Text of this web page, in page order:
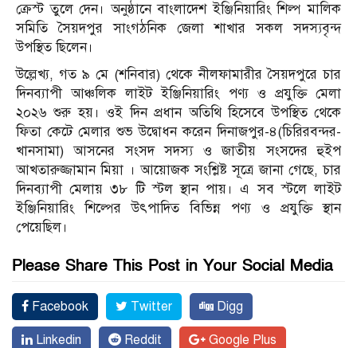
ক্রেস্ট তুলে দেন। অনুষ্ঠানে বাংলাদেশ ইঞ্জিনিয়ারিং শিল্প মালিক
সমিতি সৈয়দপুর সাংগঠনিক জেলা শাখার সকল সদস্যবৃন্দ
উপস্থিত ছিলেন।
উল্লেখ্য, গত ৯ মে (শনিবার) থেকে নীলফামারীর সৈয়দপুরে চার
দিনব্যাপী আঞ্চলিক লাইট ইঞ্জিনিয়ারিং পণ্য ও প্রযুক্তি মেলা
২০২৬ শুরু হয়। ওই দিন প্রধান অতিথি হিসেবে উপস্থিত থেকে
ফিতা কেটে মেলার শুভ উদ্বোধন করেন দিনাজপুর-৪(চিরিরবন্দর-
খানসামা) আসনের সংসদ সদস্য ও জাতীয় সংসদের হুইপ
আখতারুজ্জামান মিয়া । আয়োজক সংশ্লিষ্ট সূত্রে জানা গেছে, চার
দিনব্যাপী মেলায় ৩৮ টি স্টল স্থান পায়। এ সব স্টলে লাইট
ইঞ্জিনিয়ারিং শিল্পের উৎপাদিত বিভিন্ন পণ্য ও প্রযুক্তি স্থান
পেয়েছিল।
Please Share This Post in Your Social Media
Facebook Twitter Digg
Linkedin Reddit Google Plus